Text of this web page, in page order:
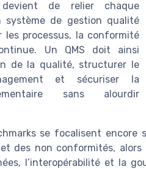
de relier chaque
de gestion qualité
les processus, la conformité
Un QMS doit ainsi
de la qualité, structurer le
et sécuriser la
sans alourdir
se focalisent encore
des non conformités,
l’interopérabilité et la